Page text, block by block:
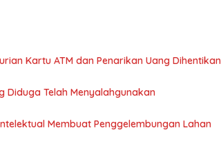
Kartu ATM dan Penarikan Uang Dihentikan
Diduga Telah Menyalahgunakan
Membuat Penggelembungan Lahan